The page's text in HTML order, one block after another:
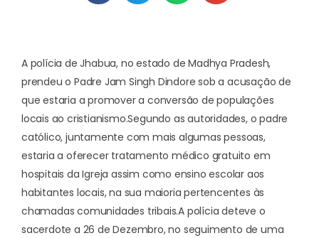
A polícia de Jhabua, no estado de Madhya Pradesh,
prendeu o Padre Jam Singh Dindore sob a acusação de
que estaria a promover a conversão de populações
locais ao cristianismo.Segundo as autoridades, o padre
católico, juntamente com mais algumas pessoas,
estaria a oferecer tratamento médico gratuito em
hospitais da Igreja assim como ensino escolar aos
habitantes locais, na sua maioria pertencentes às
chamadas comunidades tribais.A polícia deteve o
sacerdote a 26 de Dezembro, no seguimento de uma